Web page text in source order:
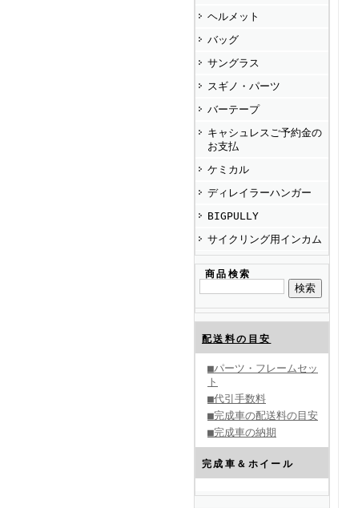
ヘルメット
バッグ
サングラス
スギノ・パーツ
バーテープ
キャシュレスご予約金の
お支払
ケミカル
ディレイラーハンガー
BIGPULLY
サイクリング用インカム
商品検索
配送料の目安
■パーツ・フレームセッ
ト
■代引手数料
■完成車の配送料の目安
■完成車の納期
完成車＆ホイール